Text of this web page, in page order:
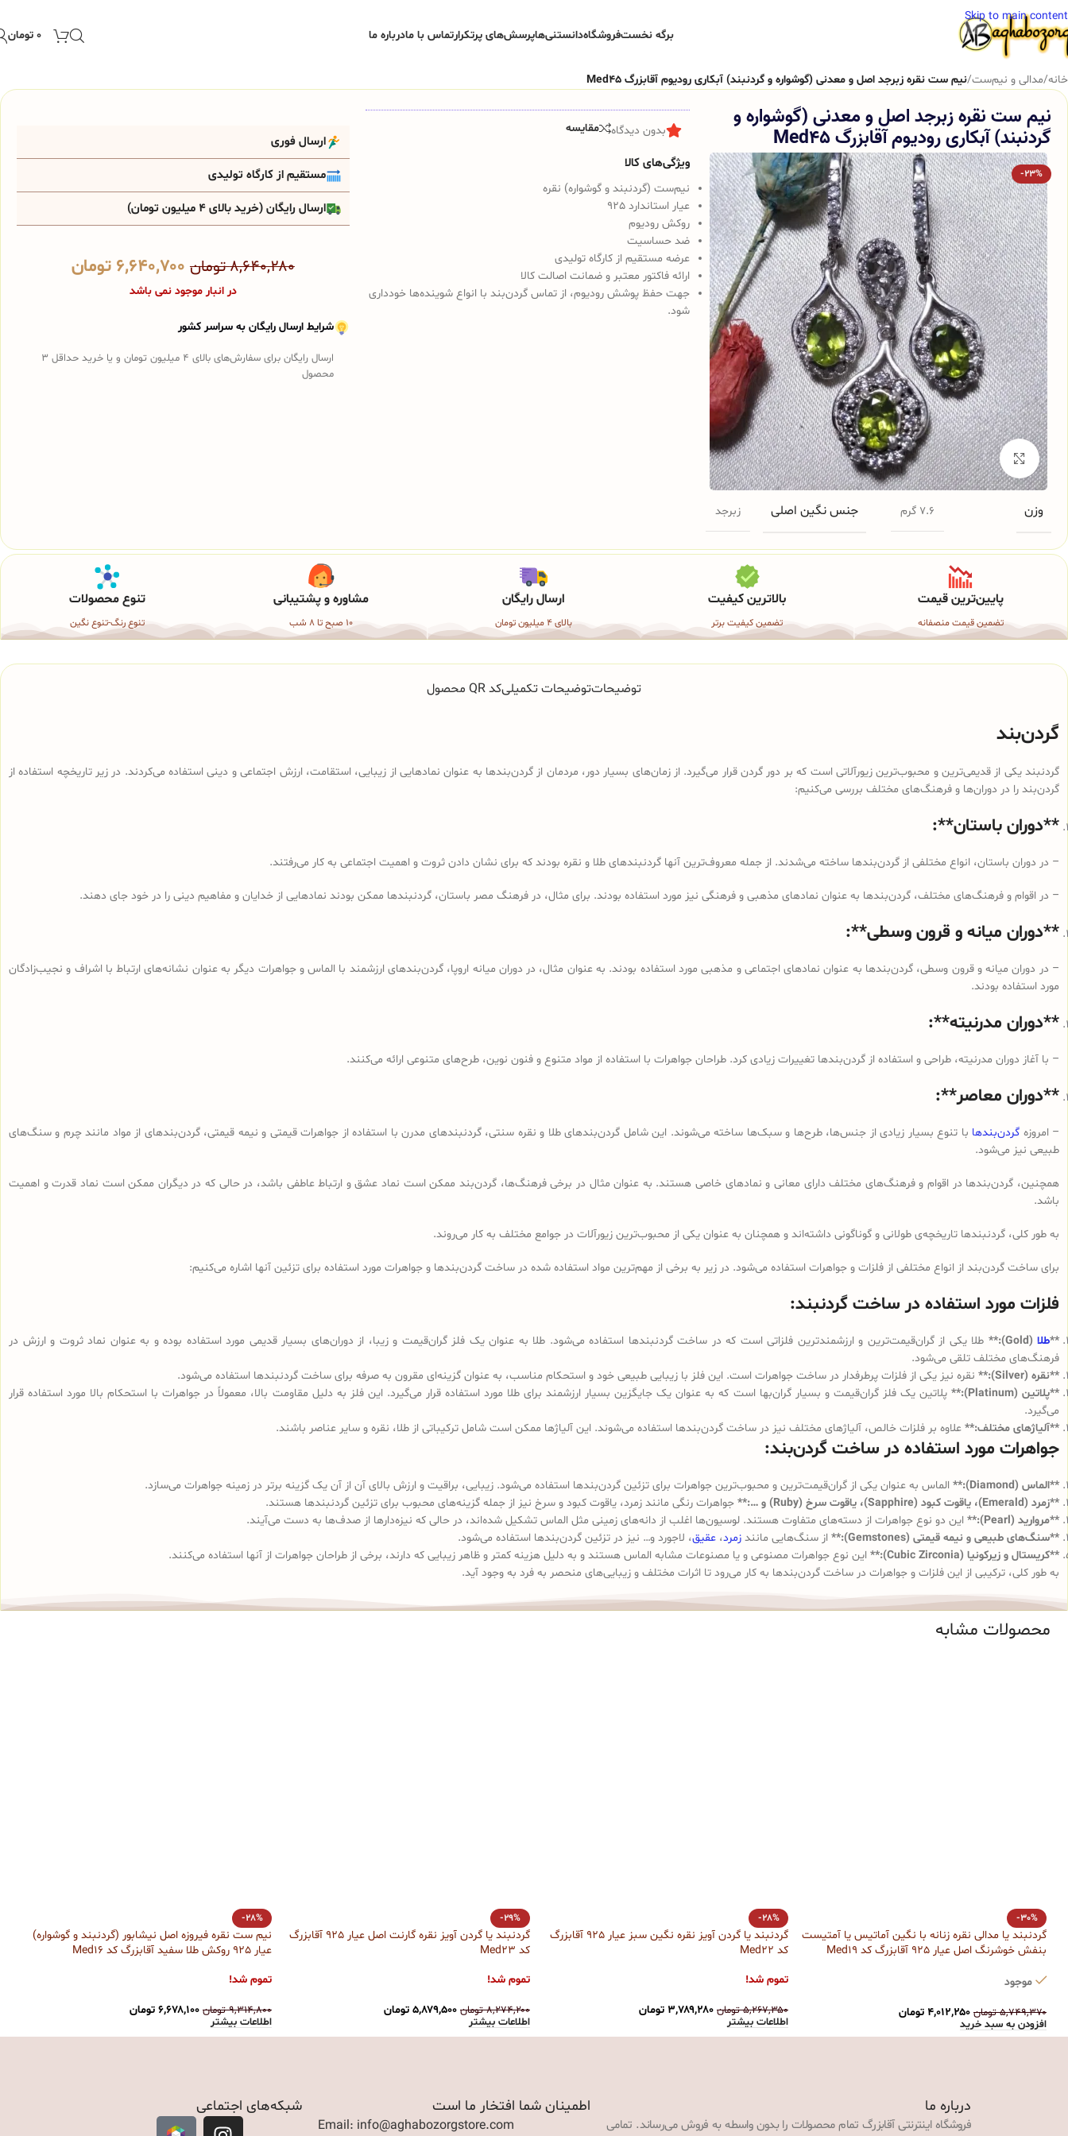
Skip to main content
برگه نخستفروشگاهدانستنی‌هاپرسش‌های پرتکرارتماس با مادرباره ما ۰ تومان
خانه/مدالی و نیم‌ست/نیم ست نقره زبرجد اصل و معدنی (گوشواره و گردنبند) آبکاری رودیوم آقابزرگ Med45
نیم ست نقره زبرجد اصل و معدنی (گوشواره و
گردنبند) آبکاری رودیوم آقابزرگ Med45
-23%
برای بزرگنمایی کلیک کنید
وزن 7.6 گرم جنس نگین اصلی زبرجد
بدون دیدگاه مقایسه
ویژگی‌های کالا
نیم‌ست (گردنبند و گوشواره) نقره
عیار استاندارد 925
روکش رودیوم
ضد حساسیت
عرضه مستقیم از کارگاه تولیدی
ارائه فاکتور معتبر و ضمانت اصالت کالا
جهت حفظ پوشش رودیوم، از تماس گردن‌بند با انواع شوینده‌ها خودداری
شود.
ارسال فوری
مستقیم از کارگاه تولیدی
ارسال رایگان (خرید بالای 4 میلیون تومان)
۸,۶۴۰,۲۸۰تومان ۶,۶۴۰,۷۰۰ تومان
در انبار موجود نمی باشد
شرایط ارسال رایگان به سراسر کشور
ارسال رایگان برای سفارش‌های بالای 4 میلیون تومان و یا خرید حداقل 3
محصول
پایین‌ترین قیمت
تضمین قیمت منصفانه
بالاترین کیفیت
تضمین کیفیت برتر
ارسال رایگان
بالای 4 میلیون تومان
مشاوره و پشتیبانی
10 صبح تا 8 شب
تنوع محصولات
تنوع رنگ-تنوع نگین
توضیحاتتوضیحات تکمیلیکد QR محصول
گردن‌بند
گردنبند یکی از قدیمی‌ترین و محبوب‌ترین زیورآلاتی است که بر دور گردن قرار می‌گیرد. از زمان‌های بسیار دور، مردمان از گردن‌بندها به عنوان نمادهایی از زیبایی، استقامت، ارزش اجتماعی و دینی استفاده می‌کردند. در زیر تاریخچه استفاده از
گردن‌بند را در دوران‌ها و فرهنگ‌های مختلف بررسی می‌کنیم:
**دوران باستان**:
– در دوران باستان، انواع مختلفی از گردن‌بندها ساخته می‌شدند. از جمله معروف‌ترین آنها گردنبندهای طلا و نقره بودند که برای نشان دادن ثروت و اهمیت اجتماعی به کار می‌رفتند.
– در اقوام و فرهنگ‌های مختلف، گردن‌بندها به عنوان نمادهای مذهبی و فرهنگی نیز مورد استفاده بودند. برای مثال، در فرهنگ مصر باستان، گردنبندها ممکن بودند نمادهایی از خدایان و مفاهیم دینی را در خود جای دهند.
**دوران میانه و قرون وسطی**:
– در دوران میانه و قرون وسطی، گردن‌بندها به عنوان نمادهای اجتماعی و مذهبی مورد استفاده بودند. به عنوان مثال، در دوران میانه اروپا، گردن‌بندهای ارزشمند با الماس و جواهرات دیگر به عنوان نشانه‌های ارتباط با اشراف و نجیب‌زادگان
مورد استفاده بودند.
**دوران مدرنیته**:
– با آغاز دوران مدرنیته، طراحی و استفاده از گردن‌بندها تغییرات زیادی کرد. طراحان جواهرات با استفاده از مواد متنوع و فنون نوین، طرح‌های متنوعی ارائه می‌کنند.
**دوران معاصر**:
– امروزه گردن‌بندها با تنوع بسیار زیادی از جنس‌ها، طرح‌ها و سبک‌ها ساخته می‌شوند. این شامل گردن‌بندهای طلا و نقره سنتی، گردنبندهای مدرن با استفاده از جواهرات قیمتی و نیمه قیمتی، گردن‌بندهای از مواد مانند چرم و سنگ‌های
طبیعی نیز می‌شود.
همچنین، گردن‌بندها در اقوام و فرهنگ‌های مختلف دارای معانی و نمادهای خاصی هستند. به عنوان مثال در برخی فرهنگ‌ها، گردن‌بند ممکن است نماد عشق و ارتباط عاطفی باشد، در حالی که در دیگران ممکن است نماد قدرت و اهمیت
باشد.
به طور کلی، گردنبندها تاریخچه‌ی طولانی و گوناگونی داشته‌اند و همچنان به عنوان یکی از محبوب‌ترین زیورآلات در جوامع مختلف به کار می‌روند.
برای ساخت گردن‌بند از انواع مختلفی از فلزات و جواهرات استفاده می‌شود. در زیر به برخی از مهم‌ترین مواد استفاده شده در ساخت گردن‌بندها و جواهرات مورد استفاده برای تزئین آنها اشاره می‌کنیم:
فلزات مورد استفاده در ساخت گردنبند:
**طلا (Gold):**
طلا یکی از گران‌قیمت‌ترین و ارزشمندترین فلزاتی است که در ساخت گردنبندها استفاده می‌شود. طلا به عنوان یک فلز گران‌قیمت و زیبا، از دوران‌های بسیار قدیمی مورد استفاده بوده و به عنوان نماد ثروت و ارزش در
فرهنگ‌های مختلف تلقی می‌شود.
**نقره (Silver):**
نقره نیز یکی از فلزات پرطرفدار در ساخت جواهرات است. این فلز با زیبایی طبیعی خود و استحکام مناسب، به عنوان گزینه‌ای مقرون به صرفه برای ساخت گردنبندها استفاده می‌شود.
**پلاتین (Platinum):**
پلاتین یک فلز گران‌قیمت و بسیار گران‌بها است که به عنوان یک جایگزین بسیار ارزشمند برای طلا مورد استفاده قرار می‌گیرد. این فلز به دلیل مقاومت بالا، معمولاً در جواهرات با استحکام بالا مورد استفاده قرار
می‌گیرد.
**آلیاژهای مختلف:** علاوه بر فلزات خالص، آلیاژهای مختلف نیز در ساخت گردن‌بندها استفاده می‌شوند. این آلیاژها ممکن است شامل ترکیباتی از طلا، نقره و سایر عناصر باشند.
جواهرات مورد استفاده در ساخت گردن‌بند:
**الماس (Diamond):**
الماس به عنوان یکی از گران‌قیمت‌ترین و محبوب‌ترین جواهرات برای تزئین گردن‌بندها استفاده می‌شود. زیبایی، براقیت و ارزش بالای آن از آن یک گزینه برتر در زمینه جواهرات می‌سازد.
**زمرد (Emerald)، یاقوت کبود (Sapphire)، یاقوت سرخ (Ruby) و …:**
جواهرات رنگی مانند زمرد، یاقوت کبود و سرخ نیز از جمله گزینه‌های محبوب برای تزئین گردنبندها هستند.
**مروارید (Pearl):**
این دو نوع جواهرات از دسته‌های متفاوت هستند. لوسیون‌ها اغلب از دانه‌های زمینی مثل الماس تشکیل شده‌اند، در حالی که نیزه‌دارها از صدف‌ها به دست می‌آیند.
**سنگ‌های طبیعی و نیمه قیمتی (Gemstones):**
از سنگ‌هایی مانند زمرد، عقیق، لاجورد و… نیز در تزئین گردن‌بندها استفاده می‌شود.
**کریستال و زیرکونیا (Cubic Zirconia):**
این نوع جواهرات مصنوعی و یا مصنوعات مشابه الماس هستند و به دلیل هزینه کمتر و ظاهر زیبایی که دارند، برخی از طراحان جواهرات از آنها استفاده می‌کنند.
به طور کلی، ترکیبی از این فلزات و جواهرات در ساخت گردن‌بندها به کار می‌رود تا اثرات مختلف و زیبایی‌های منحصر به فرد به وجود آید.
محصولات مشابه
-30%
گردنبند یا مدالی نقره زنانه با نگین آماتیس یا آمتیست
بنفش خوشرنگ اصل عیار 925 آقابزرگ کد Med19
موجود
۵,۷۴۹,۳۷۰ تومان ۴,۰۱۲,۲۵۰ تومان
افزودن به سبد خرید
-28%
گردنبند یا گردن آویز نقره نگین سبز عیار 925 آقابزرگ
کد Med22
تموم شد!
۵,۲۶۷,۳۵۰ تومان ۳,۷۸۹,۲۸۰ تومان
اطلاعات بیشتر
-29%
گردنبند یا گردن آویز نقره گارنت اصل عیار 925 آقابزرگ
کد Med23
تموم شد!
۸,۲۷۴,۲۰۰ تومان ۵,۸۷۹,۵۰۰ تومان
اطلاعات بیشتر
-28%
نیم ست نقره فیروزه اصل نیشابور (گردنبند و گوشواره)
عیار 925 روکش طلا سفید آقابزرگ کد Med16
تموم شد!
۹,۳۱۴,۸۰۰ تومان ۶,۶۷۸,۱۰۰ تومان
اطلاعات بیشتر
درباره ما
فروشگاه اینترنتی آقابزرگ تمام محصولات را بدون واسطه به فروش می‌رساند. تمامی
اطمینان شما افتخار ما است
Email: info@aghabozorgstore.com
شبکه‌های اجتماعی